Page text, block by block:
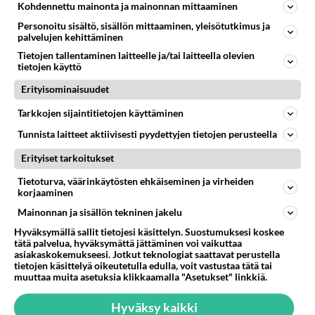
1257
Mitä töitä kaivattusi on tehnyt?
😅
05.08.2026 13:25
1021
Voiko meidän välit
Koskaan parantua tästä?
05.08.2026 05:34
Ikävä
980
Onko kaivattusi
Kummallinen jossakin suhteessa?
05.08.2026 17:47
Huumerikos. Yleisesti uskotaan, että se seikka, että eräs KiPan pelaaja kärähtää huumeista, on vain jäävuoren huippu. M
05.08.2026 03:21
Kitee
111
Mies, olenko ymmärtänyt oikein?
Ystävyys/salainen suhde/molemmat ovat täysin poissuljettuja asioita? Nainen
05.08.2026 11:40
Ikävä
Kohdennettu mainonta ja mainonnan mittaaminen
Personoitu sisältö, sisällön mittaaminen, yleisötutkimus ja
palvelujen kehittäminen
Tietojen tallentaminen laitteelle ja/tai laitteella olevien
tietojen käyttö
Erityisominaisuudet
Tarkkojen sijaintitietojen käyttäminen
Tunnista laitteet aktiivisesti pyydettyjen tietojen perusteella
Erityiset tarkoitukset
Tietoturva, väärinkäytösten ehkäiseminen ja virheiden
korjaaminen
Mainonnan ja sisällön tekninen jakelu
Hyväksymällä sallit tietojesi käsittelyn. Suostumuksesi koskee
tätä palvelua, hyväksymättä jättäminen voi vaikuttaa
asiakaskokemukseesi. Jotkut teknologiat saattavat perustella
tietojen käsittelyä oikeutetulla edulla, voit vastustaa tätä tai
muuttaa muita asetuksia klikkaamalla "Asetukset" linkkiä.
Hyväksy kaikki